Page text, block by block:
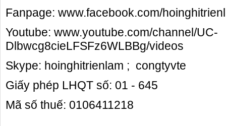
Fanpage: www.facebook.com/
Youtube: www.youtube.com/channel/UC-
Dlbwcg8cieLFSFz6WLBBg/videos
Skype: hoinghitrienlam ; congtyvte
Giấy phép LHQT số: 01 - 645
Mã số thuế: 0106411218